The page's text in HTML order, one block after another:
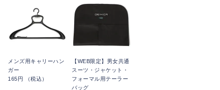
メンズ用キャリーハン
ガー
165円 （税込）
【WEB限定】男女共通
スーツ・ジャケット・
フォーマル用テーラー
バッグ